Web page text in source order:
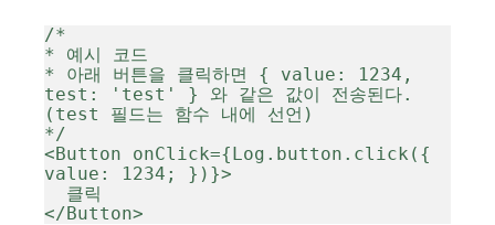
/*
* 예시 코드
* 아래 버튼을 클릭하면 { value: 1234,
test: 'test' } 와 같은 값이 전송된다.
(test 필드는 함수 내에 선언)
*/
<Button onClick={Log.button.click({
value: 1234; })}>
클릭
</Button>